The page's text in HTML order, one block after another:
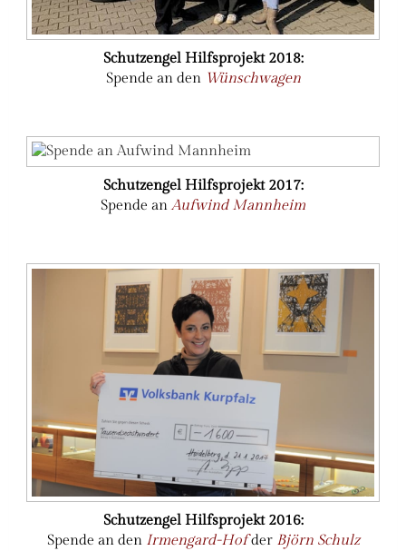
Schutzengel Hilfsprojekt 2018:
Spende an den Wünschwagen
Schutzengel Hilfsprojekt 2017:
Spende anAufwind Mannheim
Schutzengel Hilfsprojekt 2016:
Spende an den Irmengard-Hofder Björn Schulz